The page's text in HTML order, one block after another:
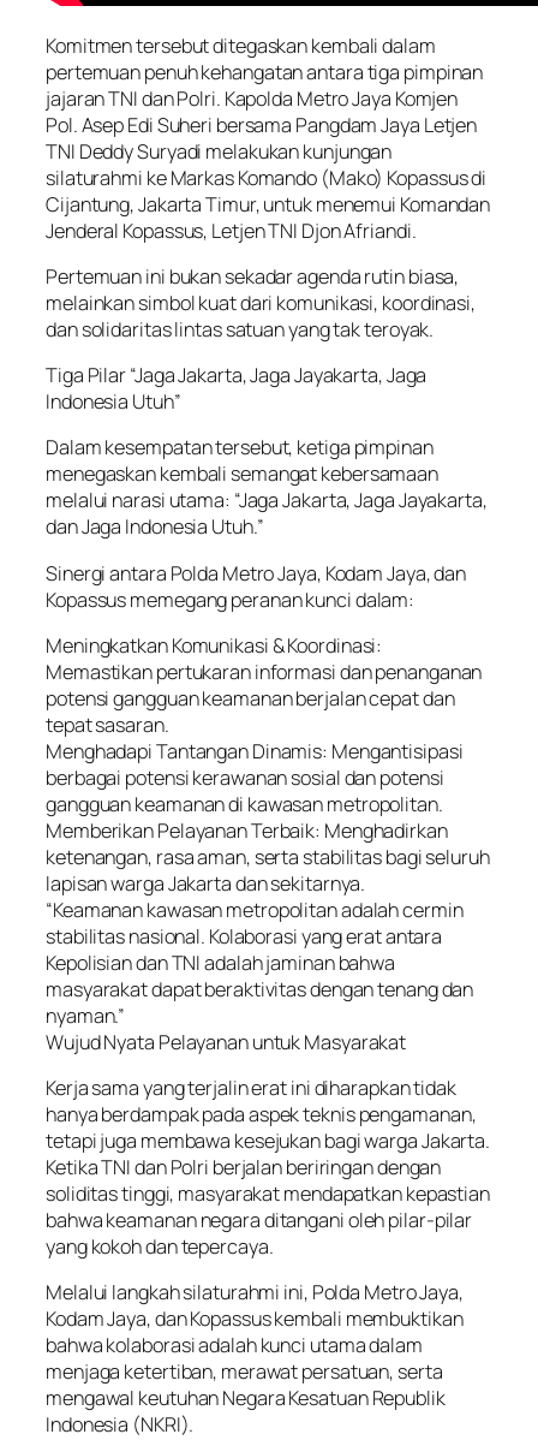
Komitmen tersebut ditegaskan kembali dalam
pertemuan penuh kehangatan antara tiga pimpinan
jajaran TNI dan Polri. Kapolda Metro Jaya Komjen
Pol. Asep Edi Suheri bersama Pangdam Jaya Letjen
TNI Deddy Suryadi melakukan kunjungan
silaturahmi ke Markas Komando (Mako) Kopassus di
Cijantung, Jakarta Timur, untuk menemui Komandan
Jenderal Kopassus, Letjen TNI Djon Afriandi.
Pertemuan ini bukan sekadar agenda rutin biasa,
melainkan simbol kuat dari komunikasi, koordinasi,
dan solidaritas lintas satuan yang tak teroyak.
Tiga Pilar “Jaga Jakarta, Jaga Jayakarta, Jaga
Indonesia Utuh”
Dalam kesempatan tersebut, ketiga pimpinan
menegaskan kembali semangat kebersamaan
melalui narasi utama: “Jaga Jakarta, Jaga Jayakarta,
dan Jaga Indonesia Utuh.”
Sinergi antara Polda Metro Jaya, Kodam Jaya, dan
Kopassus memegang peranan kunci dalam:
Meningkatkan Komunikasi & Koordinasi:
Memastikan pertukaran informasi dan penanganan
potensi gangguan keamanan berjalan cepat dan
tepat sasaran.
Menghadapi Tantangan Dinamis: Mengantisipasi
berbagai potensi kerawanan sosial dan potensi
gangguan keamanan di kawasan metropolitan.
Memberikan Pelayanan Terbaik: Menghadirkan
ketenangan, rasa aman, serta stabilitas bagi seluruh
lapisan warga Jakarta dan sekitarnya.
“Keamanan kawasan metropolitan adalah cermin
stabilitas nasional. Kolaborasi yang erat antara
Kepolisian dan TNI adalah jaminan bahwa
masyarakat dapat beraktivitas dengan tenang dan
nyaman.”
Wujud Nyata Pelayanan untuk Masyarakat
Kerja sama yang terjalin erat ini diharapkan tidak
hanya berdampak pada aspek teknis pengamanan,
tetapi juga membawa kesejukan bagi warga Jakarta.
Ketika TNI dan Polri berjalan beriringan dengan
soliditas tinggi, masyarakat mendapatkan kepastian
bahwa keamanan negara ditangani oleh pilar-pilar
yang kokoh dan tepercaya.
Melalui langkah silaturahmi ini, Polda Metro Jaya,
Kodam Jaya, dan Kopassus kembali membuktikan
bahwa kolaborasi adalah kunci utama dalam
menjaga ketertiban, merawat persatuan, serta
mengawal keutuhan Negara Kesatuan Republik
Indonesia (NKRI).